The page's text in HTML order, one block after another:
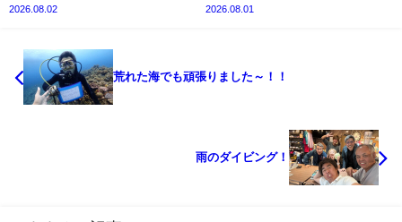
2026.08.02 2026.08.01
荒れた海でも頑張りました～！！
雨のダイビング！